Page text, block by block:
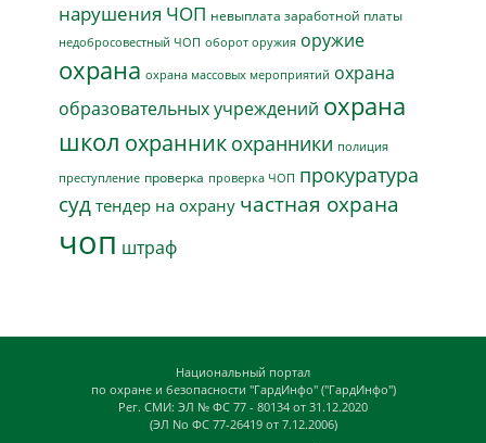
нарушения ЧОП невыплата заработной платы
недобросовестный ЧОП оборот оружия оружие
охрана охрана массовых мероприятий охрана
образовательных учреждений охрана
школ охранник охранники полиция
преступление проверка проверка ЧОП прокуратура
суд тендер на охрану частная охрана
чоп штраф
Национальный портал
по охране и безопасности "ГардИнфо" ("ГардИнфо")
Рег. СМИ: ЭЛ № ФС 77 - 80134 от 31.12.2020
(ЭЛ No ФС 77-26419 от 7.12.2006)